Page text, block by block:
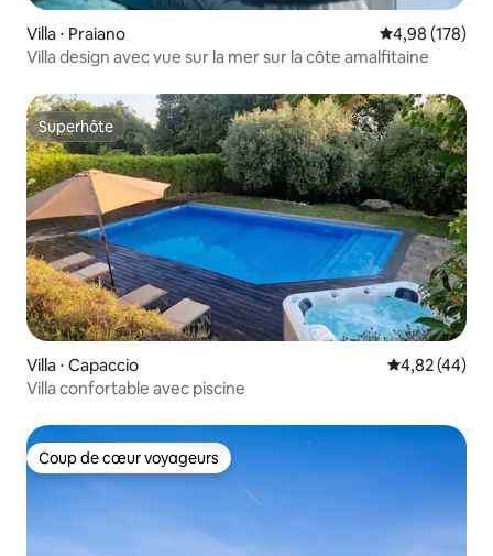
Villa ⋅ Praiano Évaluation
4,98 (178)
Villa design avec vue sur la mer sur la côte amalfitaine
Superhôte
Superhôte
Villa ⋅ Capaccio Évaluation
4,82 (44)
Villa confortable avec piscine
Coup de cœur voyageurs
Coup de cœur voyageurs